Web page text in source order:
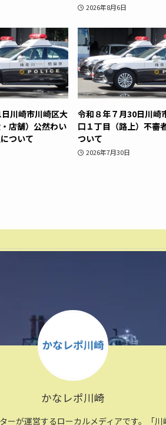
2026年8月6日
川崎市川崎区大
店舗）公然わい
ついて
令和８年７月30日川崎
口１丁目（路上）不審
ついて
2026年7月30日
かなレポ川崎
が運営するローカルメディアです。「